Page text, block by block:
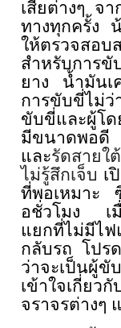
เสียต่างๆ จ
ทางทุกครั้ง
ให้ตรวจสอบ
สำหรับการ
ยาง น้ำมันเ
การขับขี่ไม่ว่
ขับขี่และผู้โด
มีขนาดพอดี
และรัดสายใ
ไม่รู้สึกเจ็บ เปิ
ที่พอเหมาะ
อชั่วโมง เมื่
แยกที่ไม่มีไ
กลับรถ โปร
ว่าจะเป็นผู้ขั
เข้าใจเกี่ยวกั
จราจรต่างๆ